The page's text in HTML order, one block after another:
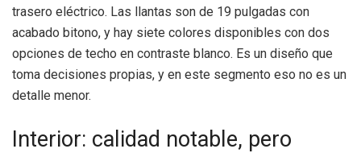
trasero eléctrico. Las llantas son de 19 pulgadas con
acabado bitono, y hay siete colores disponibles con dos
opciones de techo en contraste blanco. Es un diseño que
toma decisiones propias, y en este segmento eso no es un
detalle menor.
Interior: calidad notable, pero